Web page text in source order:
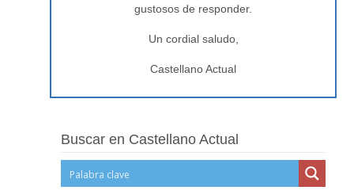
gustosos de responder.
Un cordial saludo,
Castellano Actual
Buscar en Castellano Actual